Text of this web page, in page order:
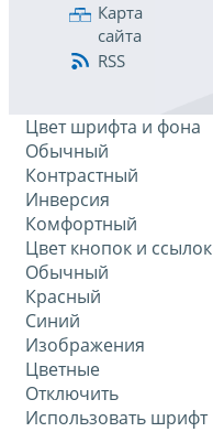
Карта
сайта
RSS
Цвет шрифта и фона
Обычный
Контрастный
Инверсия
Комфортный
Цвет кнопок и ссылок
Обычный
Красный
Синий
Изображения
Цветные
Отключить
Использовать шрифт